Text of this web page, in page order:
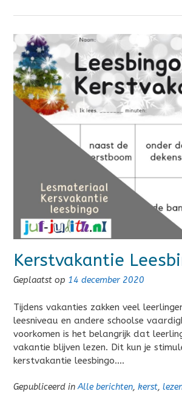
Kerstvakantie
Geplaatst op 14 december 2020
Tijdens vakanties zakken veel
leesniveau en andere schoolse
voorkomen is het belangrijk dat
vakantie blijven lezen. Dit kun je
kerstvakantie leesbingo….
Gepubliceerd inAlle berichten, kerst,